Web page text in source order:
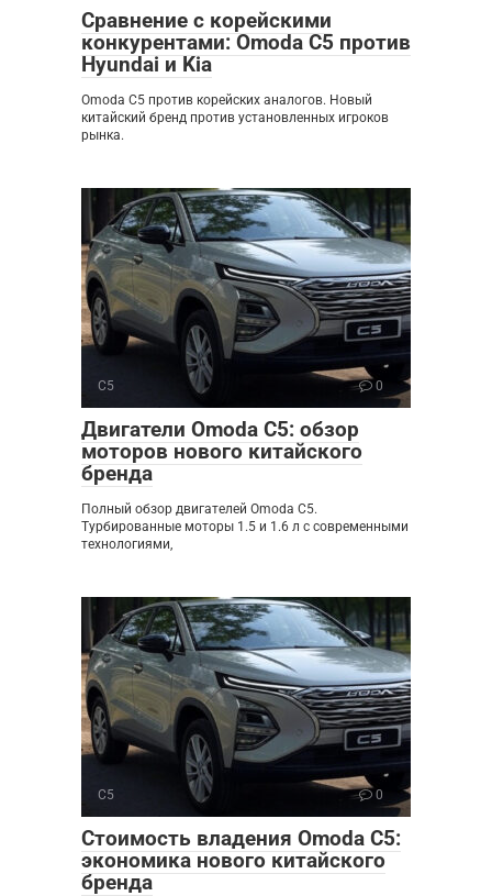
Сравнение с корейскими
конкурентами: Omoda C5 против
Hyundai и Kia
Omoda C5 против корейских аналогов. Новый
китайский бренд против установленных игроков
рынка.
C5 0
Двигатели Omoda C5: обзор
моторов нового китайского
бренда
Полный обзор двигателей Omoda C5.
Турбированные моторы 1.5 и 1.6 л с современными
технологиями,
C5 0
Стоимость владения Omoda C5:
экономика нового китайского
бренда